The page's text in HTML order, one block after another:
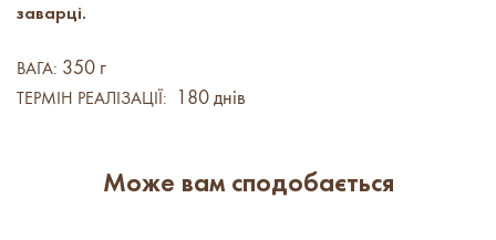
заварці.
ВАГА: 350 г
ТЕРМІН РЕАЛІЗАЦІЇ: 180 днів
Може вам сподобається